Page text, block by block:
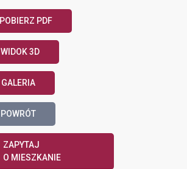
POBIERZ PDF
WIDOK 3D
GALERIA
POWRÓT
ZAPYTAJ
O MIESZKANIE